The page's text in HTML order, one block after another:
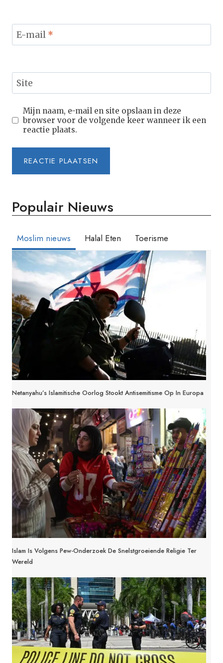
E-mail *
Site
Mijn naam, e-mail en site opslaan in deze
browser voor de volgende keer wanneer ik een
reactie plaats.
Populair Nieuws
Moslim nieuws Halal Eten Toerisme
Netanyahu’s Islamitische Oorlog Stookt Antisemitisme Op In Europa
Islam Is Volgens Pew-Onderzoek De Snelstgroeiende Religie Ter
Wereld